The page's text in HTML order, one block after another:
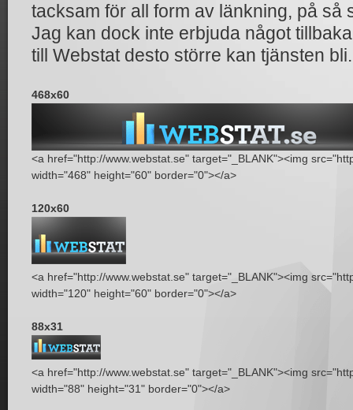
tacksam för all form av länkning, på så
Jag kan dock inte erbjuda något
till Webstat desto större kan tjänsten bli.
468x60
<a href="http://www.webstat.se" target="_BLANK"><img
width="468" height="60" border="0"></a>
120x60
<a href="http://www.webstat.se" target="_BLANK"><img
width="120" height="60" border="0"></a>
88x31
<a href="http://www.webstat.se" target="_BLANK"><img
width="88" height="31" border="0"></a>